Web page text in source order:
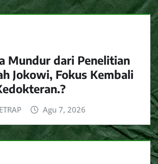
Mundur dari Penelitian
Jokowi, Fokus Kembali
Agu 7, 2026